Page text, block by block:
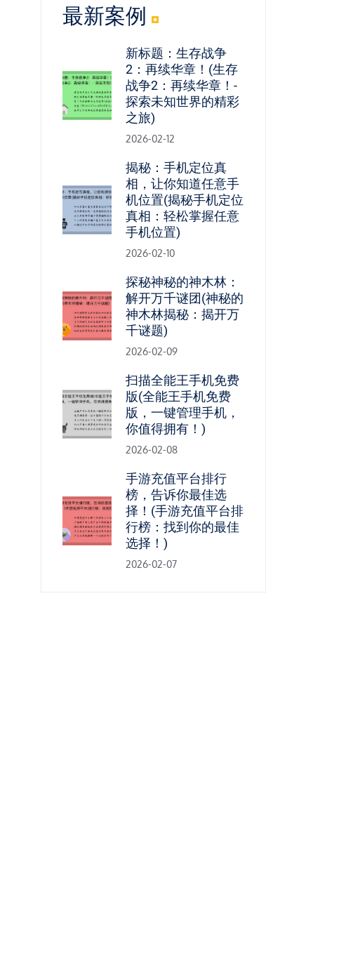
最新案例
新标题：生存战争
2：再续华章！(生存
战争2：再续华章！-
探索未知世界的精彩
之旅)
2026-02-12
揭秘：手机定位真
相，让你知道任意手
机位置(揭秘手机定位
真相：轻松掌握任意
手机位置)
2026-02-10
探秘神秘的神木林：
解开万千谜团(神秘的
神木林揭秘：揭开万
千谜题)
2026-02-09
扫描全能王手机免费
版(全能王手机免费
版，一键管理手机，
你值得拥有！)
2026-02-08
手游充值平台排行
榜，告诉你最佳选
择！(手游充值平台排
行榜：找到你的最佳
选择！)
2026-02-07